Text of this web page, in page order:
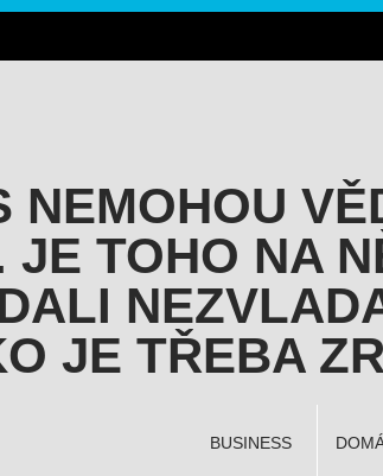
NEMOHOU
JE TOHO NA
JE TŘEBA
BUSINESS